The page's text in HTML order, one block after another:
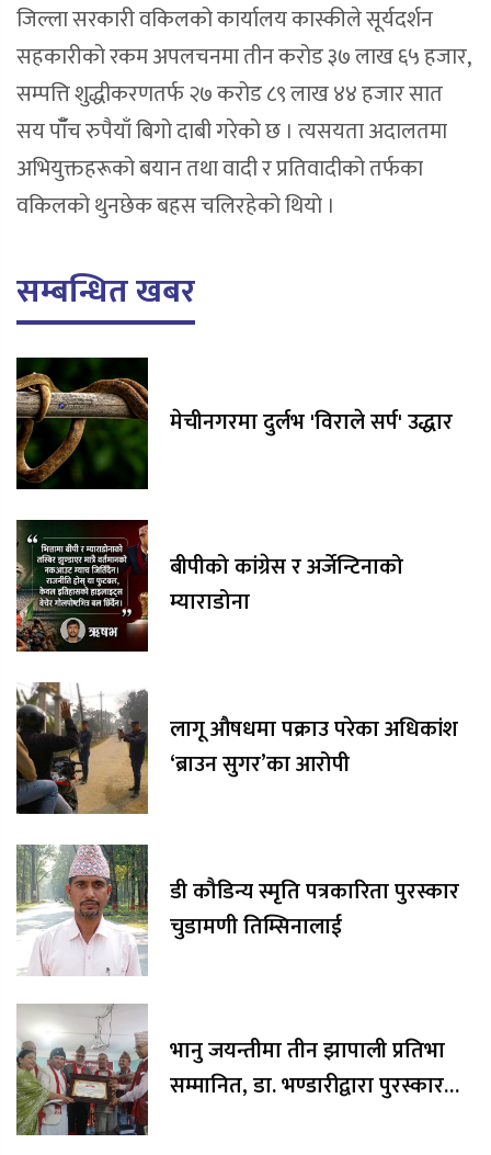
जिल्ला सरकारी वकिलको कार्यालय कास्कीले सूर्यदर्शन
सहकारीको रकम अपलचनमा तीन करोड ३७ लाख ६५ हजार,
सम्पत्ति शुद्धीकरणतर्फ २७ करोड ८९ लाख ४४ हजार सात
सय पाँँच रुपैयाँ बिगो दाबी गरेको छ । त्यसयता अदालतमा
अभियुक्तहरूको बयान तथा वादी र प्रतिवादीको तर्फका
वकिलको थुनछेक बहस चलिरहेको थियो ।
सम्बन्धित खबर
मेचीनगरमा दुर्लभ 'विराले सर्प' उद्धार
बीपीको कांग्रेस र अर्जेन्टिनाको
म्याराडोना
लागू औषधमा पक्राउ परेका अधिकांश
‘ब्राउन सुगर’का आरोपी
डी कौडिन्य स्मृति पत्रकारिता पुरस्कार
चुडामणी तिम्सिनालाई
भानु जयन्तीमा तीन झापाली प्रतिभा
सम्मानित, डा. भण्डारीद्वारा पुरस्कार